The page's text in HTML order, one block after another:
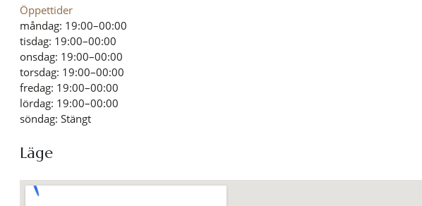
Öppettider
måndag: 19:00–00:00
tisdag: 19:00–00:00
onsdag: 19:00–00:00
torsdag: 19:00–00:00
fredag: 19:00–00:00
lördag: 19:00–00:00
söndag: Stängt
Läge